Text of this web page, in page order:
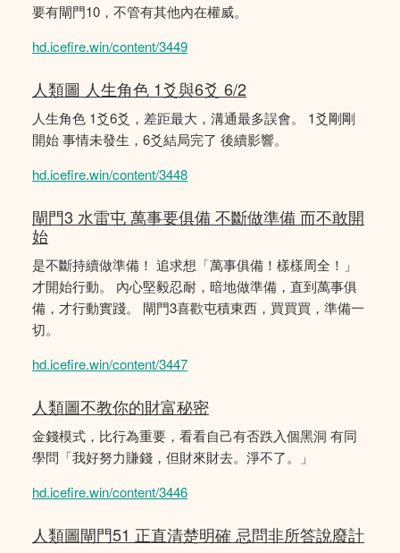
要有閘門10，不管有其他內在權威。
hd.icefire.win/content/3449
人類圖 人生角色 1爻與6爻 6/2
人生角色 1爻6爻，差距最大，溝通最多誤會。 1爻剛剛
開始 事情未發生，6爻結局完了 後續影響。
hd.icefire.win/content/3448
閘門3 水雷屯 萬事要俱備 不斷做準備 而不敢開
始
是不斷持續做準備！ 追求想「萬事俱備！樣樣周全！」
才開始行動。 內心堅毅忍耐，暗地做準備，直到萬事俱
備，才行動實踐。 閘門3喜歡屯積東西，買買買，準備一
切。
hd.icefire.win/content/3447
人類圖不教你的財富秘密
金錢模式，比行為重要，看看自己有否跌入個黑洞 有同
學問「我好努力賺錢，但財來財去。淨不了。」
hd.icefire.win/content/3446
人類圖閘門51 正直清楚明確 忌問非所答說廢計